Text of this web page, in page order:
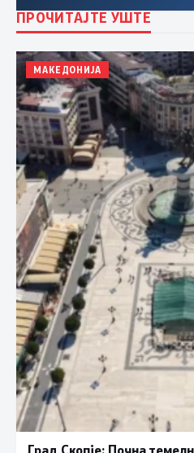
ПРОЧИТАЈТЕ УШТЕ
МАКЕДОНИЈА
Град Скопје: Почна